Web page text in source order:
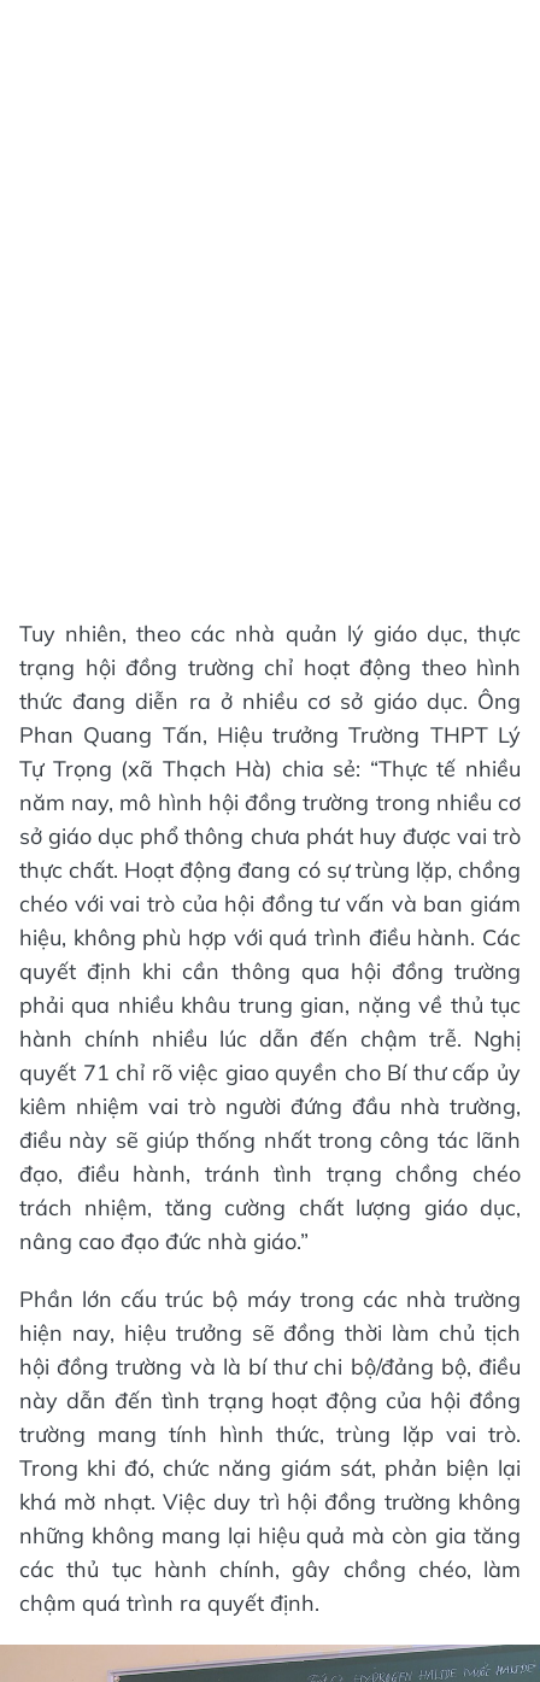
Tuy nhiên, theo các nhà quản lý giáo dục, thực
trạng hội đồng trường chỉ hoạt động theo hình
thức đang diễn ra ở nhiều cơ sở giáo dục. Ông
Phan Quang Tấn, Hiệu trưởng Trường THPT Lý
Tự Trọng (xã Thạch Hà) chia sẻ: “Thực tế nhiều
năm nay, mô hình hội đồng trường trong nhiều cơ
sở giáo dục phổ thông chưa phát huy được vai trò
thực chất. Hoạt động đang có sự trùng lặp, chồng
chéo với vai trò của hội đồng tư vấn và ban giám
hiệu, không phù hợp với quá trình điều hành. Các
quyết định khi cần thông qua hội đồng trường
phải qua nhiều khâu trung gian, nặng về thủ tục
hành chính nhiều lúc dẫn đến chậm trễ. Nghị
quyết 71 chỉ rõ việc giao quyền cho Bí thư cấp ủy
kiêm nhiệm vai trò người đứng đầu nhà trường,
điều này sẽ giúp thống nhất trong công tác lãnh
đạo, điều hành, tránh tình trạng chồng chéo
trách nhiệm, tăng cường chất lượng giáo dục,
nâng cao đạo đức nhà giáo.”
Phần lớn cấu trúc bộ máy trong các nhà trường
hiện nay, hiệu trưởng sẽ đồng thời làm chủ tịch
hội đồng trường và là bí thư chi bộ/đảng bộ, điều
này dẫn đến tình trạng hoạt động của hội đồng
trường mang tính hình thức, trùng lặp vai trò.
Trong khi đó, chức năng giám sát, phản biện lại
khá mờ nhạt. Việc duy trì hội đồng trường không
những không mang lại hiệu quả mà còn gia tăng
các thủ tục hành chính, gây chồng chéo, làm
chậm quá trình ra quyết định.